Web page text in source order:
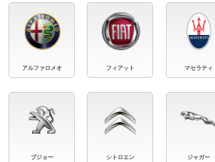
アルファロメオ フィアット マセラティ
プジョー シトロエン ジャガー